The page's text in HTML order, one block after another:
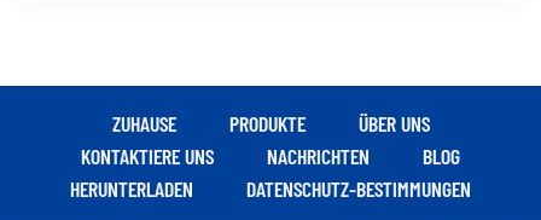
ZUHAUSE PRODUKTE
ÜBER UNS
KONTAKTIERE UNS
NACHRICHTEN
BLOG
HERUNTERLADEN
DATENSCHUTZ-BESTIMMUNGEN